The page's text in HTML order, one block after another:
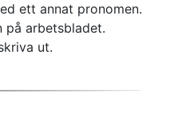
ett annat pronomen.
på arbetsbladet.
ut.